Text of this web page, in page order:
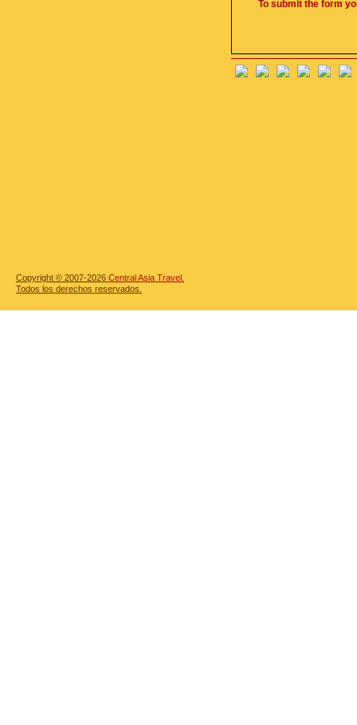
To submit the form
Copyright © 2007-2026 Central Asia Travel.
Todos los derechos reservados.